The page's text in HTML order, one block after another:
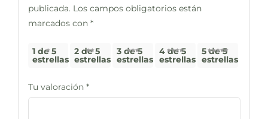
publicada. Los campos obligatorios están
marcados con *
1 de 5
estrellas
2 de 5
estrellas
3 de 5
estrellas
4 de 5
estrellas
5 de 5
estrellas
Tu valoración *